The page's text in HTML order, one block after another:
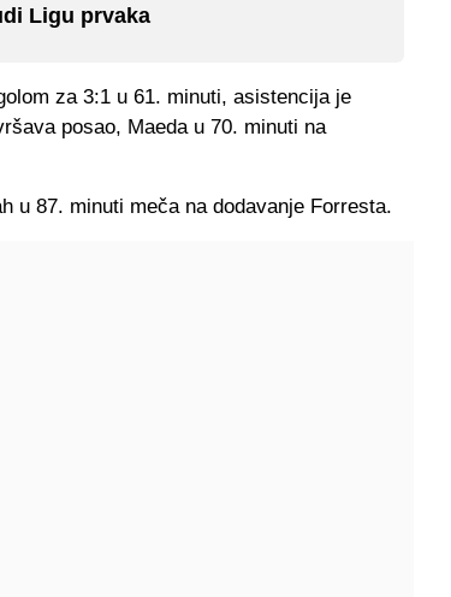
Ligu prvaka
za 3:1 u 61. minuti, asistencija je
posao, Maeda u 70. minuti na
u 87. minuti meča na dodavanje Forresta.